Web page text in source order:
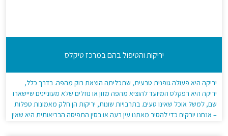
יריקות והטיפול בהם במרכז טיקלס
יריקה היא פעולה גופנית טבעית, שתכליתה הוצאת רוק מהפה. בדרך כלל,
יריקה היא רפקלס המיועד להוציא מהפה מזון או נוזלים שלא מעוניינים שיישארו
שם, למשל אוכל שאינו טעים. בתרבויות שונות, יריקות הן חלק מאמונות טפלות
– אנחנו יורקים כדי להסיר מאתנו עין רעה או בסין התפיסה הבריאותית היא שאין